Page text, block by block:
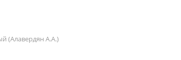
(Алавердян А.А.)